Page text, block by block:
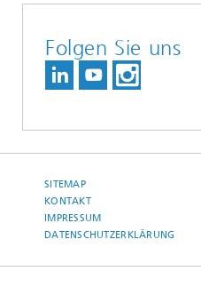
Folgen Sie uns
SITEMAP
KONTAKT
IMPRESSUM
DATENSCHUTZERKLÄRUNG